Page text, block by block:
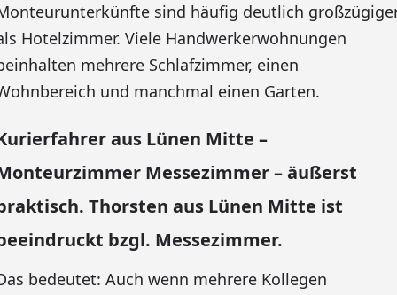
sind häufig deutlich
Hotelzimmer. Viele Handwerkerwohnungen
mehrere Schlafzimmer, einen
und manchmal einen Garten.
aus Lünen Mitte –
Messezimmer – äußerst
Thorsten aus Lünen Mitte ist
bzgl. Messezimmer.
bedeutet: Auch wenn mehrere Kollegen